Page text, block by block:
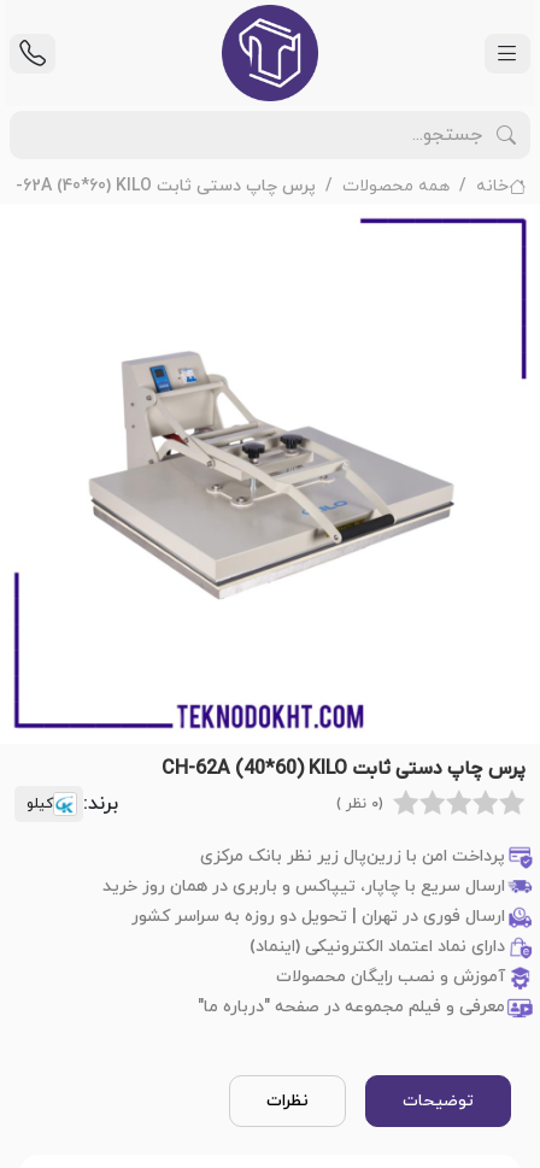
خانه همه محصولات پرس چاپ دستی ثابت CH-62A (40*60) KILO
پرس چاپ دستی ثابت CH-62A (40*60) KILO
(0 نظر ) برند: کیلو
پرداخت امن با زرین‌پال زیر نظر بانک مرکزی
ارسال سریع با چاپار، تیپاکس و باربری در همان روز خرید
ارسال فوری در تهران | تحویل دو روزه به سراسر کشور
دارای نماد اعتماد الکترونیکی (اینماد)
آموزش و نصب رایگان محصولات
معرفی و فیلم مجموعه در صفحه "درباره ما"
توضیحات نظرات